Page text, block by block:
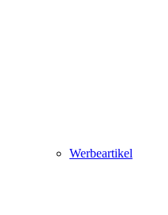
Werbeartikel